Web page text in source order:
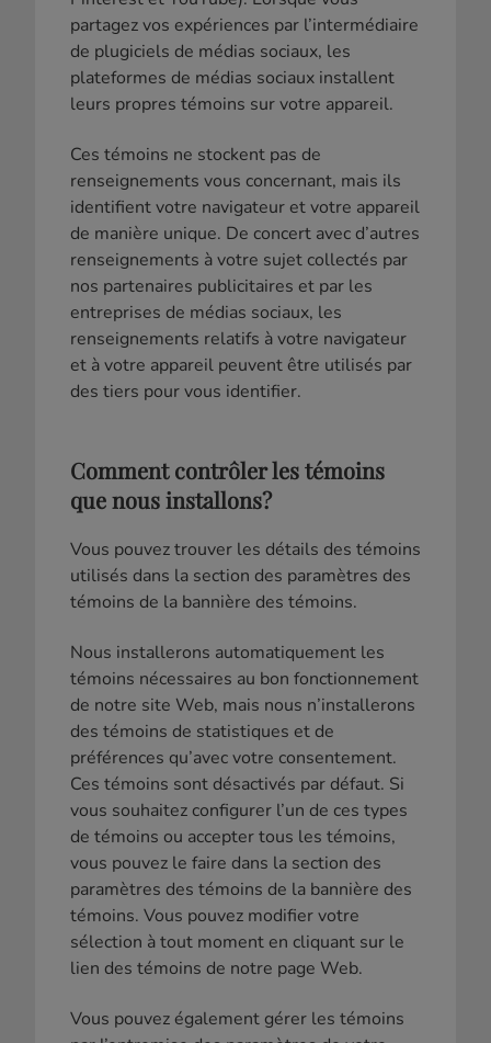
partagez vos expériences par l’intermédiaire
de plugiciels de médias sociaux, les
plateformes de médias sociaux installent
leurs propres témoins sur votre appareil.
Ces témoins ne stockent pas de
renseignements vous concernant, mais ils
identifient votre navigateur et votre appareil
de manière unique. De concert avec d’autres
renseignements à votre sujet collectés par
nos partenaires publicitaires et par les
entreprises de médias sociaux, les
renseignements relatifs à votre navigateur
et à votre appareil peuvent être utilisés par
des tiers pour vous identifier.
Comment contrôler les témoins
que nous installons?
Vous pouvez trouver les détails des témoins
utilisés dans la section des paramètres des
témoins de la bannière des témoins.
Nous installerons automatiquement les
témoins nécessaires au bon fonctionnement
de notre site Web, mais nous n’installerons
des témoins de statistiques et de
préférences qu’avec votre consentement.
Ces témoins sont désactivés par défaut. Si
vous souhaitez configurer l’un de ces types
de témoins ou accepter tous les témoins,
vous pouvez le faire dans la section des
paramètres des témoins de la bannière des
témoins. Vous pouvez modifier votre
sélection à tout moment en cliquant sur le
lien des témoins de notre page Web.
Vous pouvez également gérer les témoins